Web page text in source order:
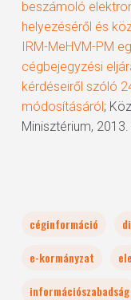
beszámoló
helyezéséről és
IRM-MeHVM-PM
cégbejegyzési
kérdéseiről szóló
módosításáról;
Minisztérium,
céginformáció
e-kormányzat
információszabadság